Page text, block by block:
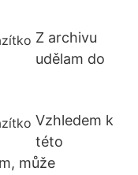
Z archivu
udělam do
Vzhledem k
této
může